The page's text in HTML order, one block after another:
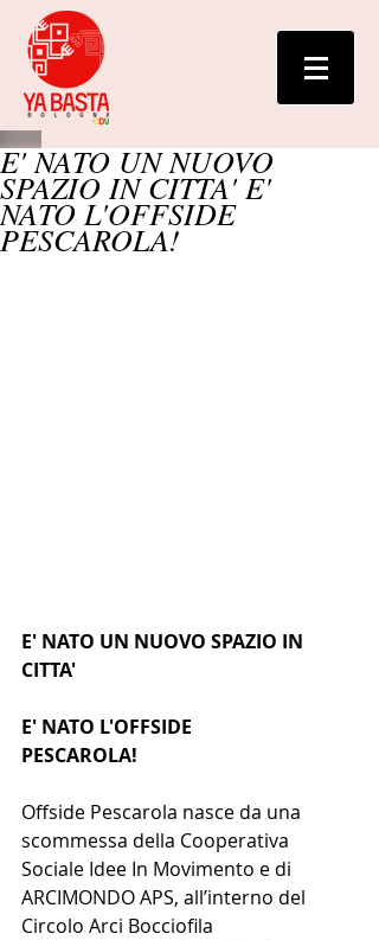
E' NATO UN NUOVO
SPAZIO IN CITTA' E'
NATO L'OFFSIDE
PESCAROLA!
E' NATO UN NUOVO SPAZIO IN
CITTA'
E' NATO L'OFFSIDE
PESCAROLA!
Offside Pescarola nasce da una
scommessa della Cooperativa
Sociale Idee In Movimento e di
ARCIMONDO APS, all’interno del
Circolo Arci Bocciofila